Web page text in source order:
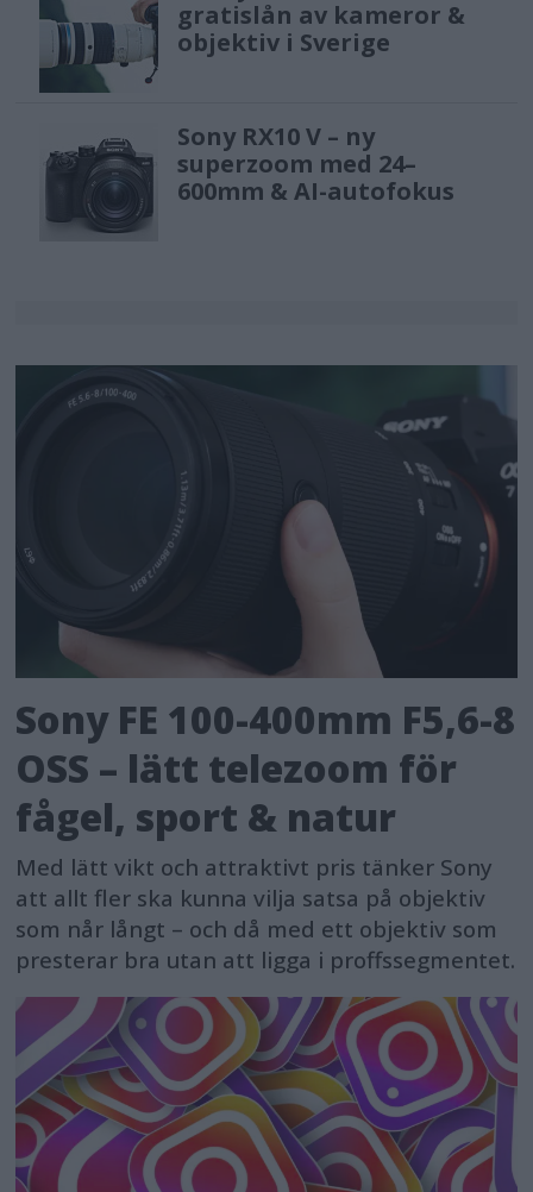
gratislån av kameror &
objektiv i Sverige
Sony RX10 V – ny
superzoom med 24–
600mm & AI-autofokus
Sony FE 100-400mm F5,6-8
OSS – lätt telezoom för
fågel, sport & natur
Med lätt vikt och attraktivt pris tänker Sony
att allt fler ska kunna vilja satsa på objektiv
som når långt – och då med ett objektiv som
presterar bra utan att ligga i proffssegmentet.